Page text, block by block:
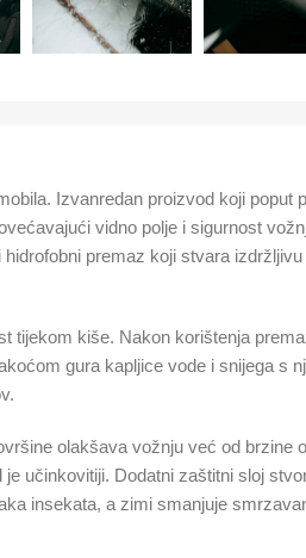
Izvanredan proizvod koji poput
vidno polje i sigurnost
premaz koji stvara
tijekom kiše. Nakon korištenja
gura kapljice vode i snijega s
olakšava vožnju već od brzine
učinkovitiji. Dodatni zaštitni sloj
insekata, a zimi smanjuje